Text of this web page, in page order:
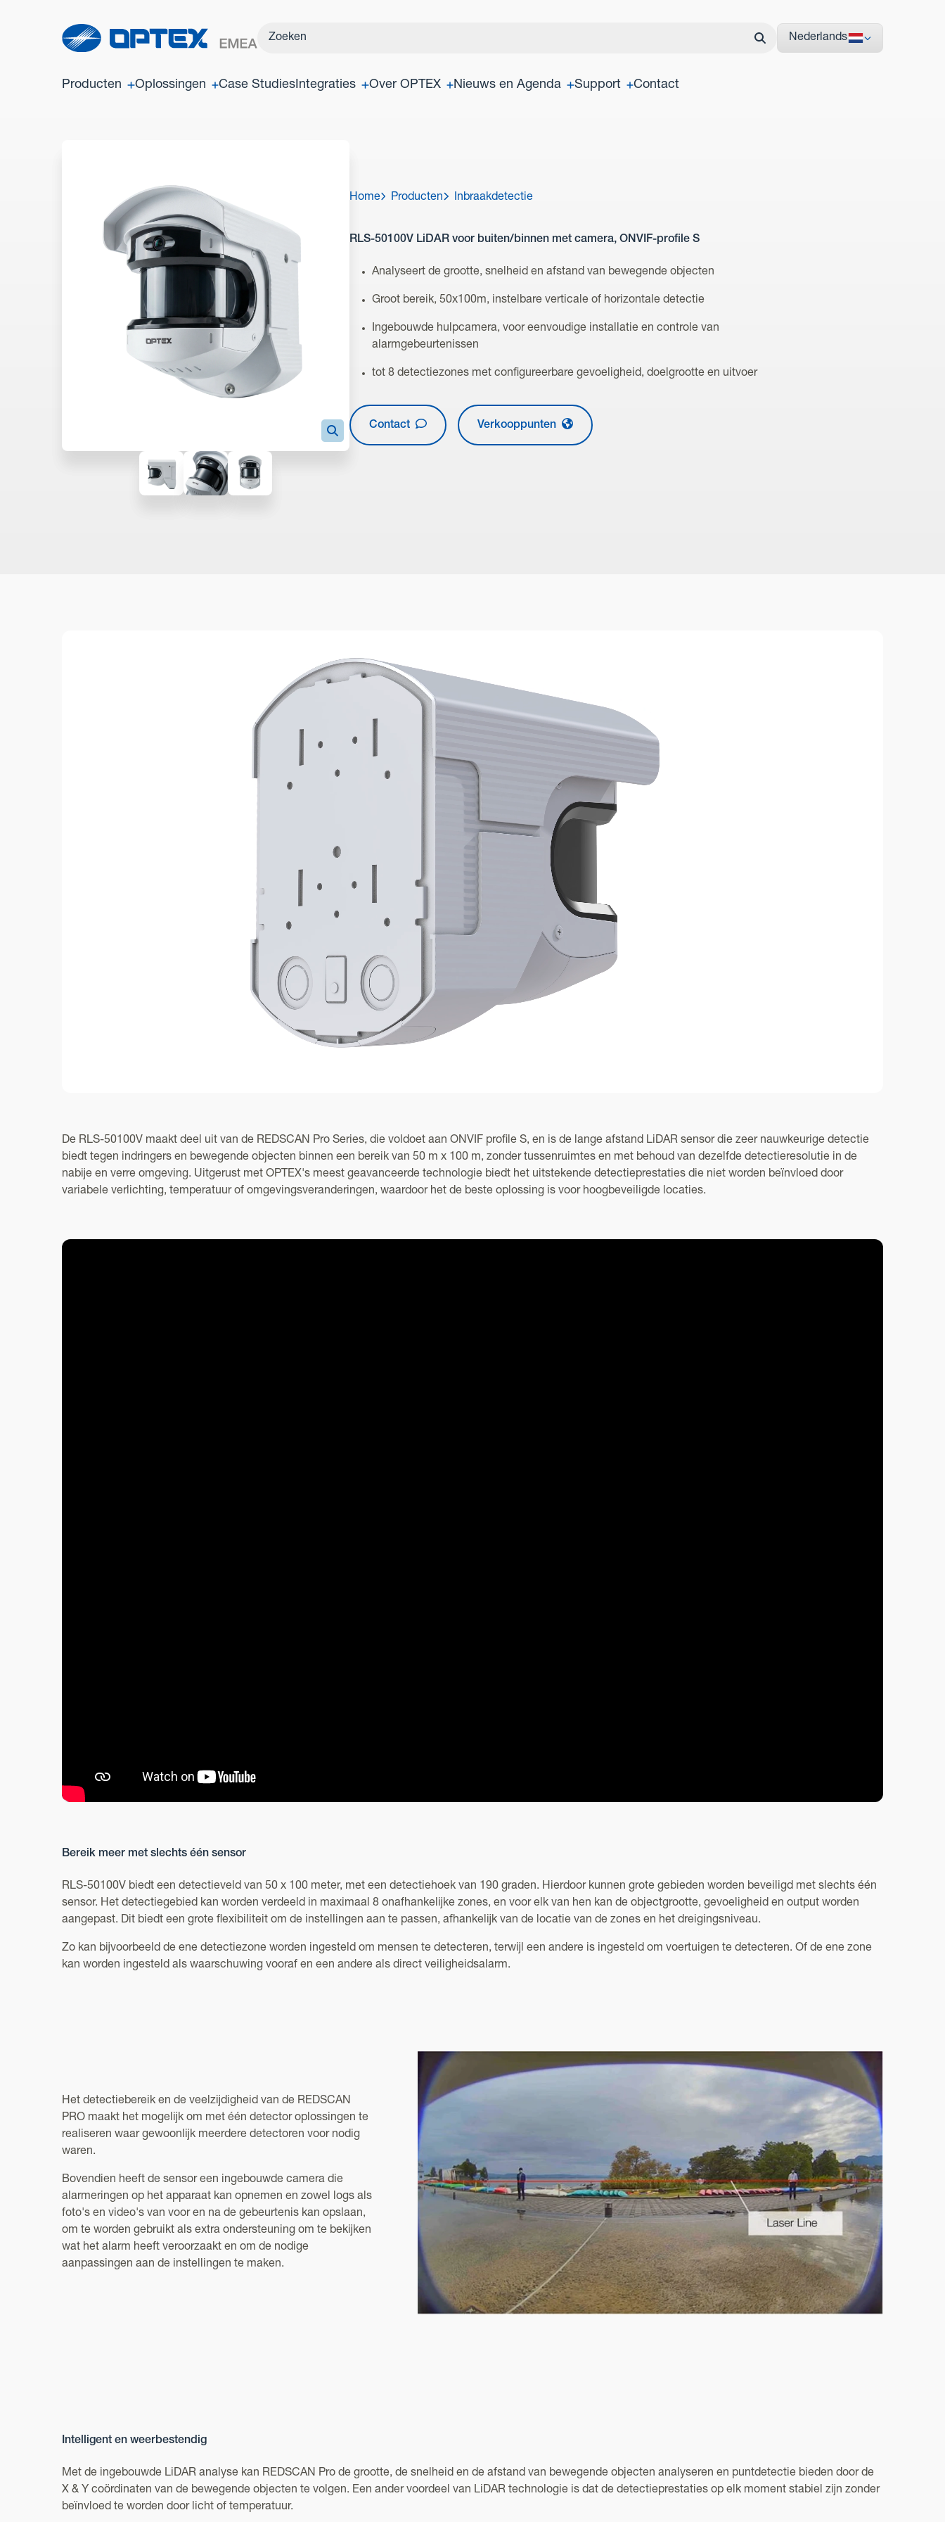
Nederlands
Producten Oplossingen Case StudiesIntegraties Over OPTEX Nieuws en Agenda Support Contact
Home Producten Inbraakdetectie
RLS-50100V LiDAR voor buiten/binnen met camera, ONVIF-profile S
Analyseert de grootte, snelheid en afstand van bewegende objecten
Groot bereik, 50x100m, instelbare verticale of horizontale detectie
Ingebouwde hulpcamera, voor eenvoudige installatie en controle van
alarmgebeurtenissen
tot 8 detectiezones met configureerbare gevoeligheid, doelgrootte en uitvoer
Contact Verkooppunten
De RLS-50100V maakt deel uit van de REDSCAN Pro Series, die voldoet aan ONVIF profile S, en is de lange afstand LiDAR sensor die zeer nauwkeurige detectie
biedt tegen indringers en bewegende objecten binnen een bereik van 50 m x 100 m, zonder tussenruimtes en met behoud van dezelfde detectieresolutie in de
nabije en verre omgeving. Uitgerust met OPTEX's meest geavanceerde technologie biedt het uitstekende detectieprestaties die niet worden beïnvloed door
variabele verlichting, temperatuur of omgevingsveranderingen, waardoor het de beste oplossing is voor hoogbeveiligde locaties.
Bereik meer met slechts één sensor
RLS-50100V biedt een detectieveld van 50 x 100 meter, met een detectiehoek van 190 graden. Hierdoor kunnen grote gebieden worden beveiligd met slechts één
sensor. Het detectiegebied kan worden verdeeld in maximaal 8 onafhankelijke zones, en voor elk van hen kan de objectgrootte, gevoeligheid en output worden
aangepast. Dit biedt een grote flexibiliteit om de instellingen aan te passen, afhankelijk van de locatie van de zones en het dreigingsniveau.
Zo kan bijvoorbeeld de ene detectiezone worden ingesteld om mensen te detecteren, terwijl een andere is ingesteld om voertuigen te detecteren. Of de ene zone
kan worden ingesteld als waarschuwing vooraf en een andere als direct veiligheidsalarm.
Het detectiebereik en de veelzijdigheid van de REDSCAN
PRO maakt het mogelijk om met één detector oplossingen te
realiseren waar gewoonlijk meerdere detectoren voor nodig
waren.
Bovendien heeft de sensor een ingebouwde camera die
alarmeringen op het apparaat kan opnemen en zowel logs als
foto's en video's van voor en na de gebeurtenis kan opslaan,
om te worden gebruikt als extra ondersteuning om te bekijken
wat het alarm heeft veroorzaakt en om de nodige
aanpassingen aan de instellingen te maken.
Intelligent en weerbestendig
Met de ingebouwde LiDAR analyse kan REDSCAN Pro de grootte, de snelheid en de afstand van bewegende objecten analyseren en puntdetectie bieden door de
X & Y coördinaten van de bewegende objecten te volgen. Een ander voordeel van LiDAR technologie is dat de detectieprestaties op elk moment stabiel zijn zonder
beïnvloed te worden door licht of temperatuur.